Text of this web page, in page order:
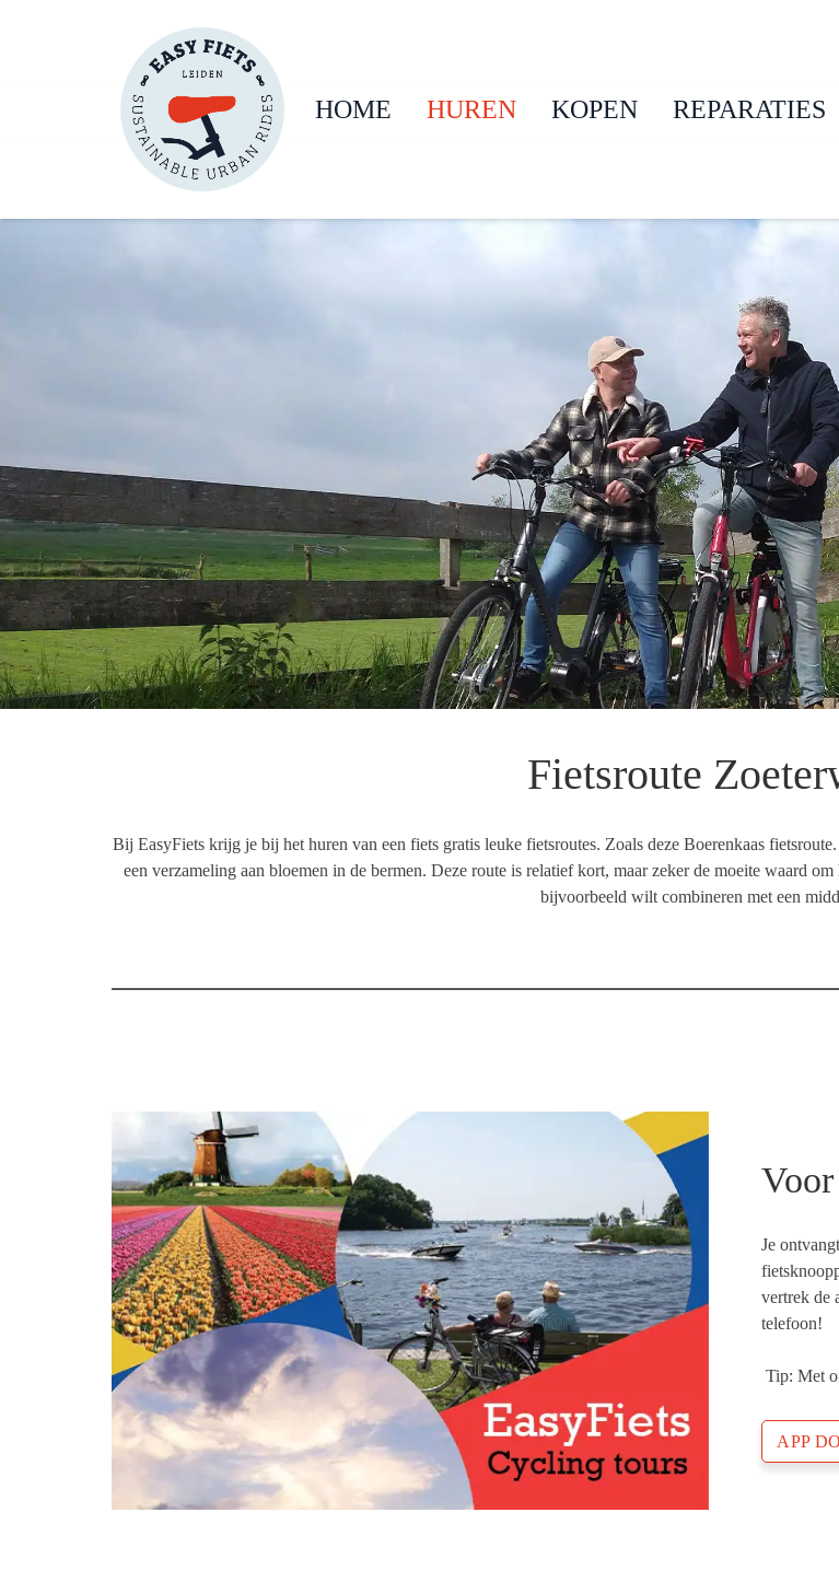
HOME HUREN KOPEN REPARATIES
Fietsroute
Bij EasyFiets krijg je bij het huren van een fiets gratis leuke fietsroutes. Zoals deze Boerenkaas
een verzameling aan bloemen in de bermen. Deze route is relatief kort, maar zeker de moeite waard
bijvoorbeeld wilt combineren met een
Je
vertrek de
telefoon!
Tip: Met
APP